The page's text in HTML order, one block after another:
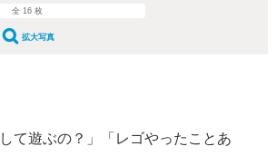
全 16 枚
拡大写真
て遊ぶの？」「レゴやったことあ